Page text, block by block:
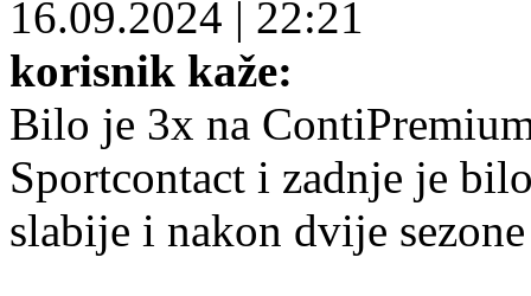
16.09.2024 | 22:21
korisnik kaže:
Bilo je 3x na
Sportcontact i zadnje je
slabije i nakon dvije